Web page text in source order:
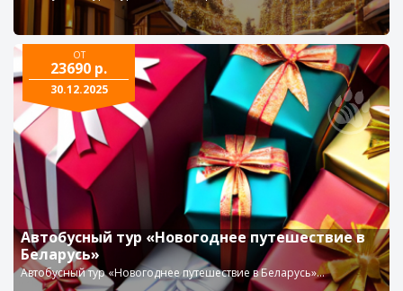
ОТ
23690 р.
30.12.2025
Автобусный тур «Новогоднее путешествие в
Беларусь»
Автобусный тур «Новогоднее путешествие в Беларусь»...